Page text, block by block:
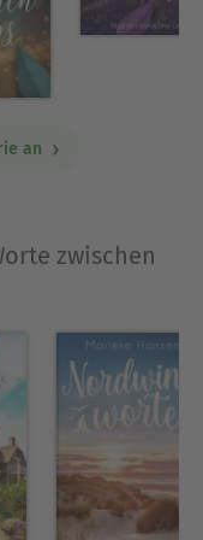
ihre Familie
an
zwischen